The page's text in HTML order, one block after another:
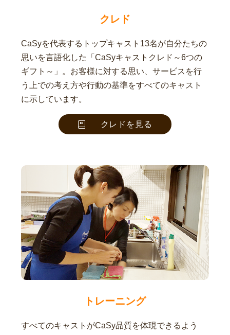
クレド
CaSyを代表するトップキャスト13名が自分たちの
思いを言語化した「CaSyキャストクレド～6つの
ギフト～」。お客様に対する思い、サービスを行
う上での考え方や行動の基準をすべてのキャスト
に示しています。
クレドを見る
トレーニング
すべてのキャストがCaSy品質を体現できるよう